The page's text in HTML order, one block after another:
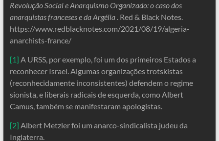
Revolução Social e Anarquismo Organizado: o caso dos
anarquistas franceses e da Argélia. Red & Black Notes.
https://www.redblacknotes.com/2021/08/19/algeria-
anarchists-france/
[1] A URSS, por exemplo, foi um dos primeiros Estados a
reconhecer Israel. Algumas organizações trotskistas
(reconhecidamente inconsistentes) defendem o regime
sionista, e liberais radicais de esquerda, como Albert
Camus, também se manifestaram apologistas.
[2] Albert Metzler foi um anarco-sindicalista judeu da
Inglaterra.